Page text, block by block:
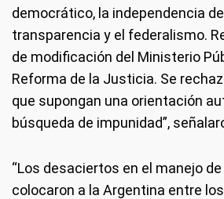
democrático, la independencia
transparencia y el federalismo.
de modificación del Ministerio
Reforma de la Justicia. Se
que supongan una orientación
búsqueda de impunidad”,
“Los desaciertos en el manejo
colocaron a la Argentina entre